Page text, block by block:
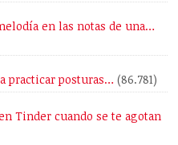
en las notas de una…
practicar posturas… (86.781)
Tinder cuando se te agotan